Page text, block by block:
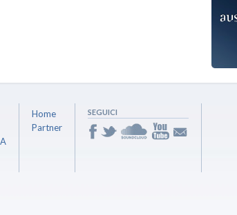
Home
Partner
SEGUICI